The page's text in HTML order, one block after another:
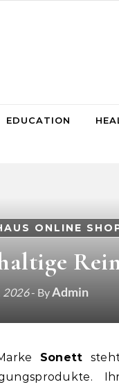
EDUCATION
ONLINE
2026- ByAdmin
Sonett